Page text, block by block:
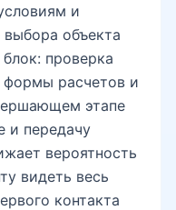
и
объекта
проверка
формы расчетов и
этапе
и передачу
вероятность
видеть весь
контакта